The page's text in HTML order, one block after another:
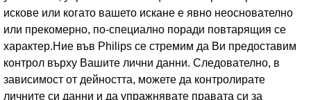
искове или когато вашето искане е явно неоснователно
или прекомерно, по-специално поради повтарящия се
характер.Ние във Philips се стремим да Ви предоставим
контрол върху Вашите лични данни. Следователно, в
зависимост от дейността, можете да контролирате
личните си данни и да упражнявате правата си за